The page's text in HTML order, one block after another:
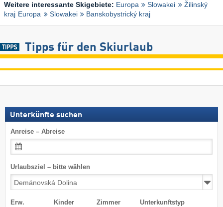
Weitere interessante Skigebiete: Europa Slowakei
Žilinský
kraj Europa Slowakei Banskobystrický kraj
Tipps für den Skiurlaub
Unterkünfte suchen
Anreise – Abreise
Urlaubsziel – bitte wählen
Erw. Kinder Zimmer Unterkunftstyp